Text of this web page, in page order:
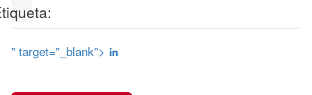
" target="_blank">